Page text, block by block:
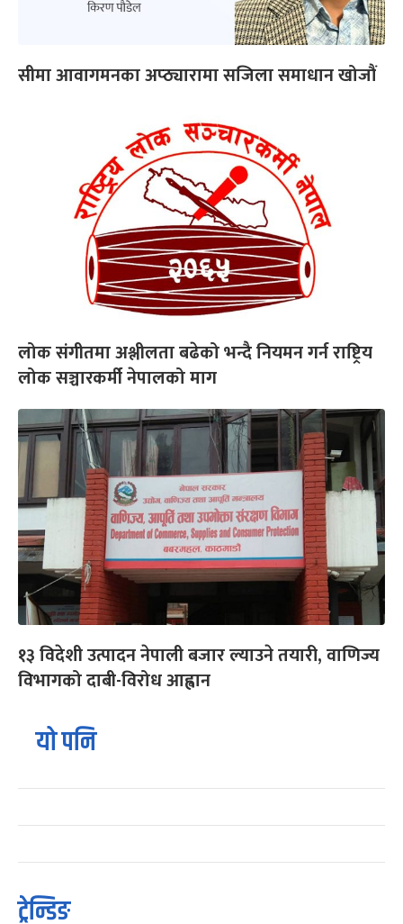
सीमा आवागमनका अप्ठ्यारामा सजिला समाधान खोजौं
लोक संगीतमा अश्लीलता बढेको भन्दै नियमन गर्न राष्ट्रिय
लोक सञ्चारकर्मी नेपालको माग
१३ विदेशी उत्पादन नेपाली बजार ल्याउने तयारी, वाणिज्य
विभागको दाबी-विरोध आह्वान
यो पनि
ट्रेन्डिङ